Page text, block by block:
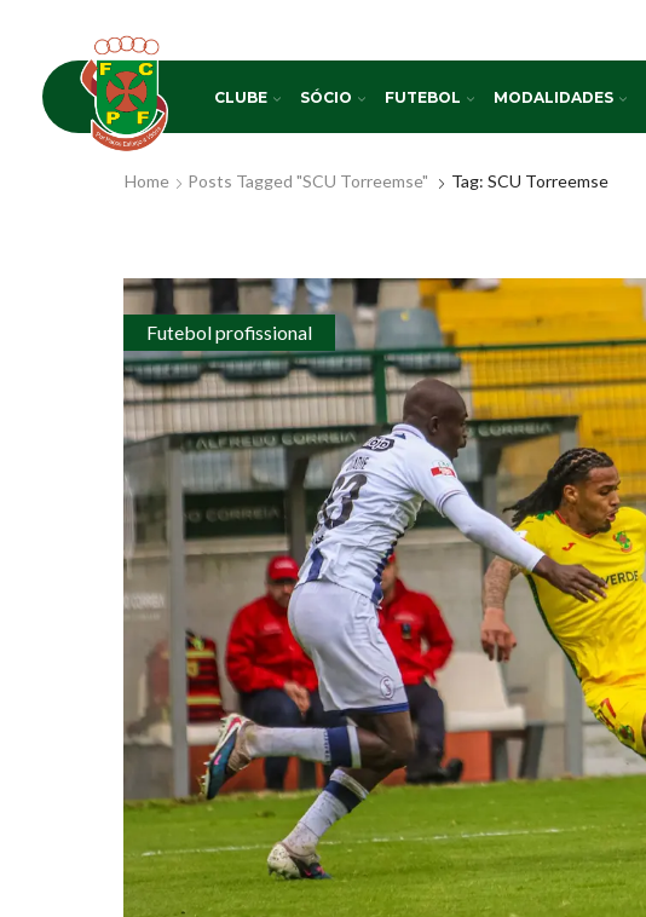
CLUBE SÓCIO FUTEBOL MODALIDADES
Home Posts Tagged "SCU Torreemse" Tag: SCU Torreemse
Futebol profissional